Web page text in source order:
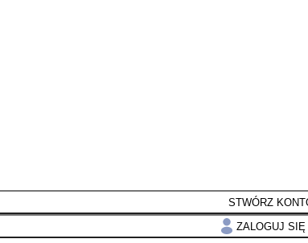
STWÓRZ
ZALOGUJ SIĘ